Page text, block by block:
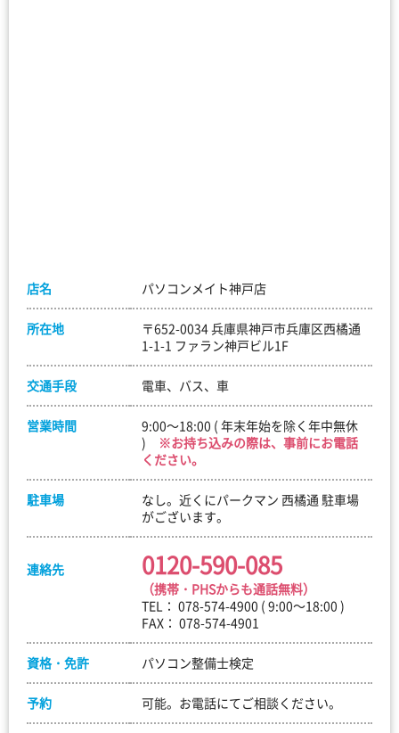
店名 パソコンメイト神戸店
所在地
〒652-0034 兵庫県神戸市兵庫区西橘通
1-1-1 ファラン神戸ビル1F
交通手段 電車、バス、車
営業時間
9:00～18:00 ( 年末年始を除く年中無休
)
※お持ち込みの際は、事前にお電話
ください。
駐車場
なし。近くにパークマン 西橘通 駐車場
がございます。
連絡先 0120-590-085
（携帯・PHSからも通話無料）
TEL： 078-574-4900 ( 9:00～18:00 )
FAX： 078-574-4901
資格・免許 パソコン整備士検定
予約 可能。お電話にてご相談ください。